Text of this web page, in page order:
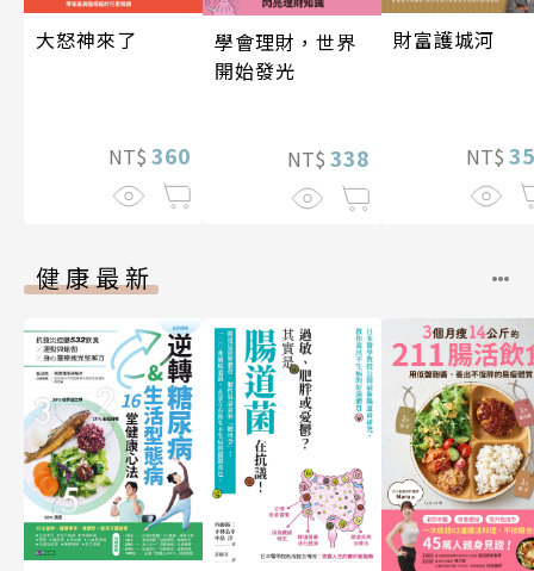
大怒神來了
NT$ 360
學會理財，世界
開始發光
NT$ 338
財富護城河
NT$
健康最新